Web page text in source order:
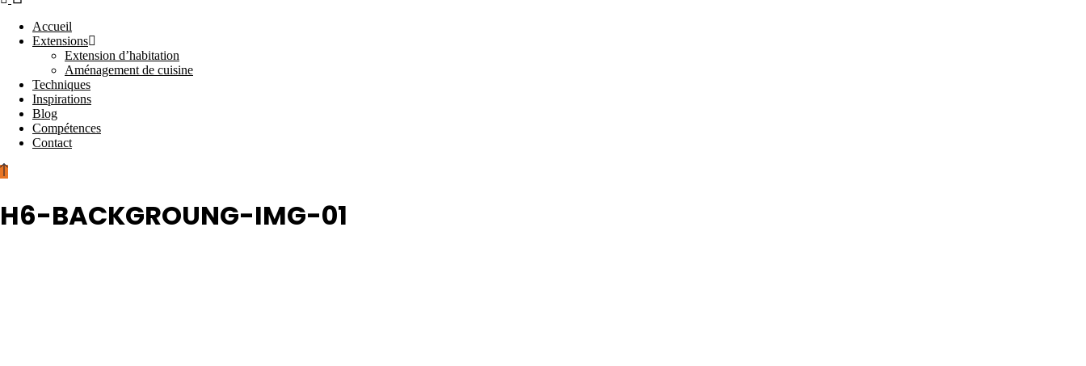
Accueil
Extensions
Extension d’habitation
Aménagement de cuisine
Techniques
Inspirations
Blog
Compétences
Contact
H6-BACKGROUNG-IMG-01